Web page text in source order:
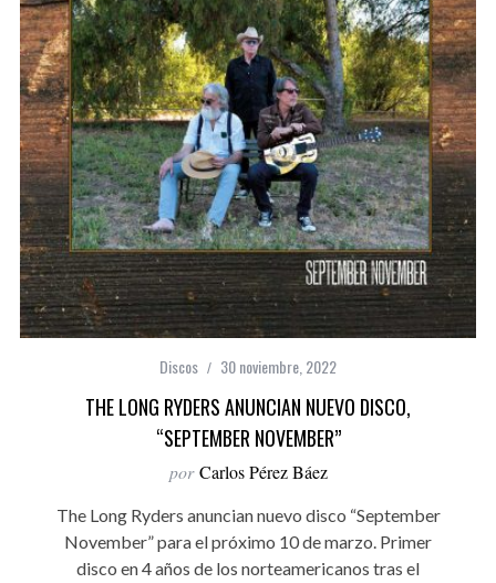
Discos 30 noviembre, 2022
THE LONG RYDERS ANUNCIAN NUEVO DISCO,
“SEPTEMBER NOVEMBER”
por Carlos Pérez Báez
The Long Ryders anuncian nuevo disco “September
November” para el próximo 10 de marzo. Primer
disco en 4 años de los norteamericanos tras el